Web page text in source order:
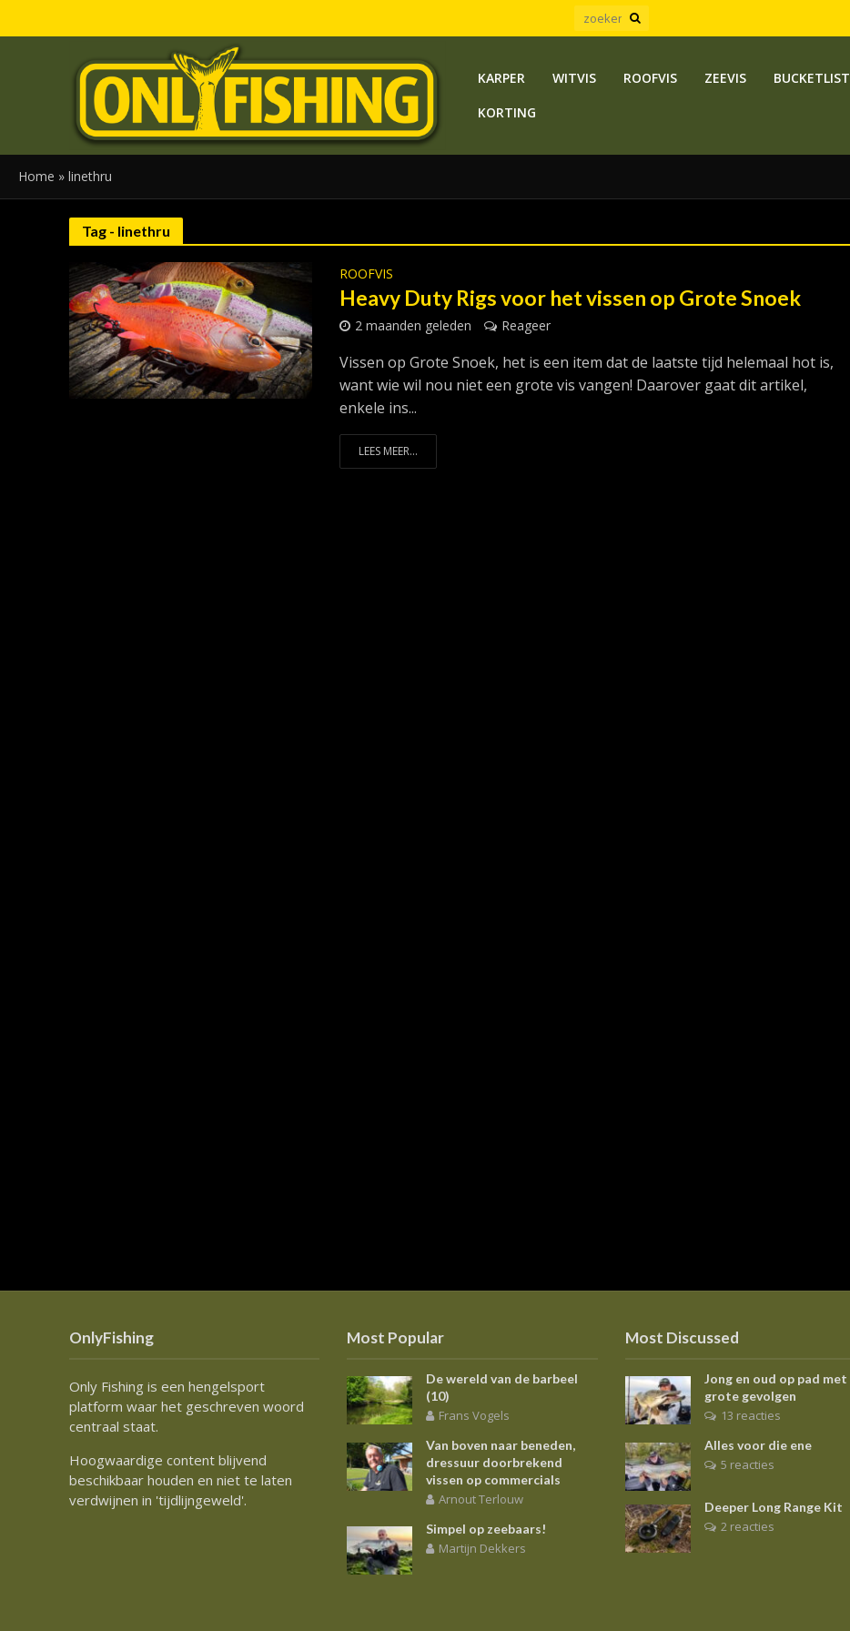
KARPER WITVIS ROOFVIS ZEEVIS BUCKETLIST
KORTING
Home » linethru
Tag - linethru
ROOFVIS
Heavy Duty Rigs voor het vissen op Grote Snoek
2 maanden geleden Reageer
Vissen op Grote Snoek, het is een item dat de laatste tijd helemaal hot is,
want wie wil nou niet een grote vis vangen! Daarover gaat dit artikel,
enkele ins...
LEES MEER...
OnlyFishing
Only Fishing is een hengelsport
platform waar het geschreven woord
centraal staat.
Hoogwaardige content blijvend
beschikbaar houden en niet te laten
verdwijnen in 'tijdlijngeweld'.
Most Popular
De wereld van de barbeel
(10)
Frans Vogels
Van boven naar beneden,
dressuur doorbrekend
vissen op commercials
Arnout Terlouw
Simpel op zeebaars!
Martijn Dekkers
Most Discussed
Jong en oud op pad met
grote gevolgen
13 reacties
Alles voor die ene
5 reacties
Deeper Long Range Kit
2 reacties